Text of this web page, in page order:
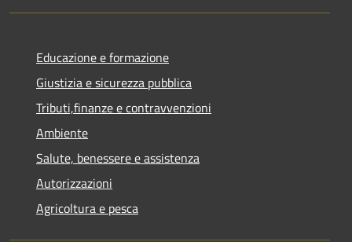
Educazione e formazione
Giustizia e sicurezza pubblica
Tributi,finanze e contravvenzioni
Ambiente
Salute, benessere e assistenza
Autorizzazioni
Agricoltura e pesca